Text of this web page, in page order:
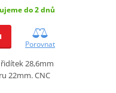
do 2 dnů
Porovnat
28,6mm
22mm. CNC